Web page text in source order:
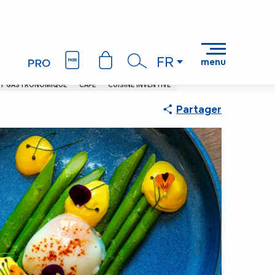
Recherche
FR menu
GASTRONOMIQUE CAFÉ CUISINE INVENTIVE
Partager